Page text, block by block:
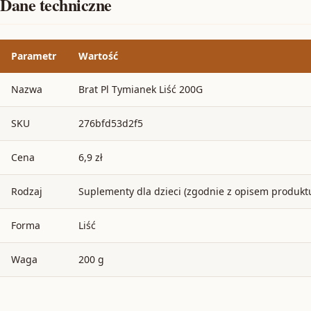
Parametr Wartość
Nazwa Brat Pl Tymianek Liść 200G
SKU 276bfd53d2f5
Cena 6,9 zł
Rodzaj Suplementy dla dzieci (zgodnie z opisem
Forma Liść
Waga 200 g